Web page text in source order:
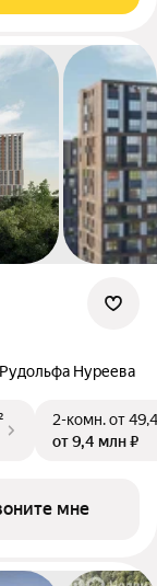
Нуреева
2-комн.от
от 9,4 млн ₽
мне